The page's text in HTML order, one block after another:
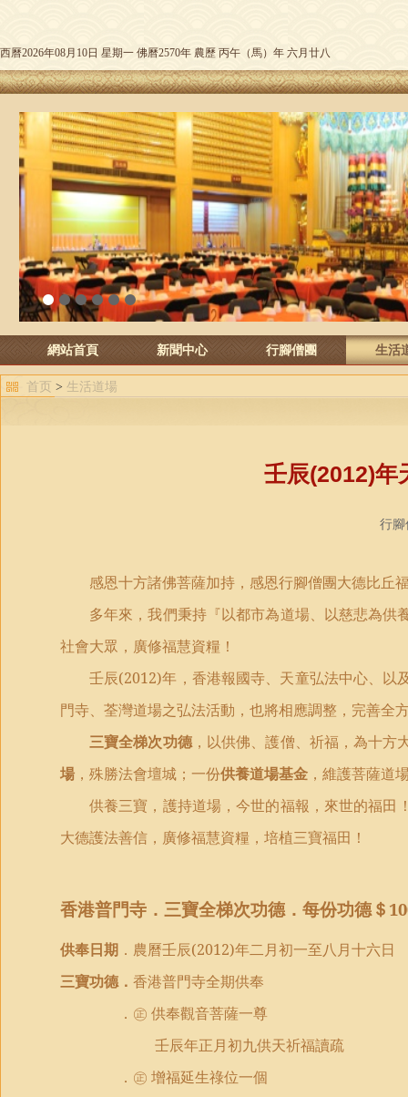
西曆2026年08月10日 星期一 佛曆2570年 農歷 丙午（馬）年 六月廿八
1 2 3 4 5 6
網站首頁 新聞中心 行腳僧團 生活
首页 > 生活道場
壬辰(2012)年
行腳
感恩十方諸佛菩薩加持，感恩行腳僧團大德比丘
多年來，我們秉持『以都市為道場、以慈悲為
社會大眾，廣修福慧資糧！
壬辰(2012)年，香港報國寺、天童弘法中心、以
門寺、荃灣道場之弘法活動，也將相應調整，完善全
三寶全梯次功德，以供佛、護僧、祈福，為十方
場 ，殊勝法會壇城；一份供養道場基金 ，維護菩薩道
供養三寶，護持道場，今世的福報，來世的福田
大德護法善信，廣修福慧資糧，培植三寶福田！
香港普門寺．三寶全梯次功德．每份功德＄
供奉日期 ．農曆壬辰(2012)年二月初一至八月十六日
三寶功德． 香港普門寺全期供奉
．㊣ 供奉觀音菩薩一尊
壬辰年正月初九供天祈福讀疏
．㊣ 增福延生祿位一個